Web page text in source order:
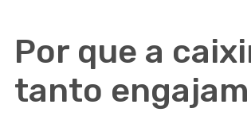
Por que a
tanto